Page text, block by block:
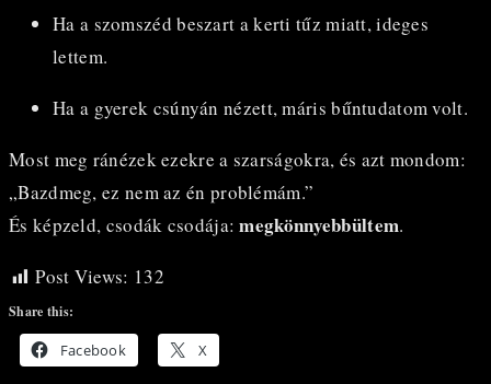
Ha a szomszéd beszart a kerti tűz miatt, ideges
lettem.
Ha a gyerek csúnyán nézett, máris bűntudatom volt.
Most meg ránézek ezekre a szarságokra, és azt mondom:
„Bazdmeg, ez nem az én problémám.”
És képzeld, csodák csodája:megkönnyebbültem.
Post Views: 132
Share this:
Facebook X